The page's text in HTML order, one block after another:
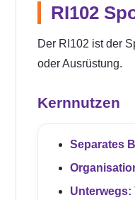
RI102
Der RI102 ist der
oder Ausrüstung.
Kernnutzen
Separates
Unterwegs: